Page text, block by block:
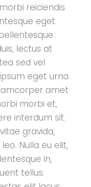
reiciendis
eget
lectus at
sed vel
eget urna
amet
morbi et,
interdum sit.
gravida,
Nulla eu elit,
in,
tellus.